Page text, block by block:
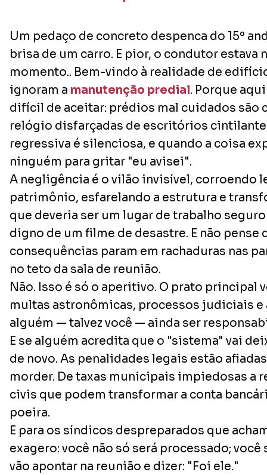
Um pedaço de concreto despenca do 15º
brisa de um carro. E pior, o condutor estava
momento.. Bem-vindo à realidade de
ignoram a manutenção predial. Porque
difícil de aceitar: prédios mal cuidados são
relógio disfarçadas de escritórios
regressiva é silenciosa, e quando a coisa
ninguém para gritar "eu avisei".
A negligência é o vilão invisível, corroendo
patrimônio, esfarelando a estrutura e
que deveria ser um lugar de trabalho
digno de um filme de desastre. E não pense
consequências param em rachaduras nas
no teto da sala de reunião.
Não. Isso é só o aperitivo. O prato principal
multas astronômicas, processos judiciais
alguém — talvez você — ainda ser
E se alguém acredita que o "sistema" vai
de novo. As penalidades legais estão
morder. De taxas municipais impiedosas a
civis que podem transformar a conta
poeira.
E para os síndicos despreparados que
exagero: você não só será processado;
vão apontar na reunião e dizer: "Foi ele."